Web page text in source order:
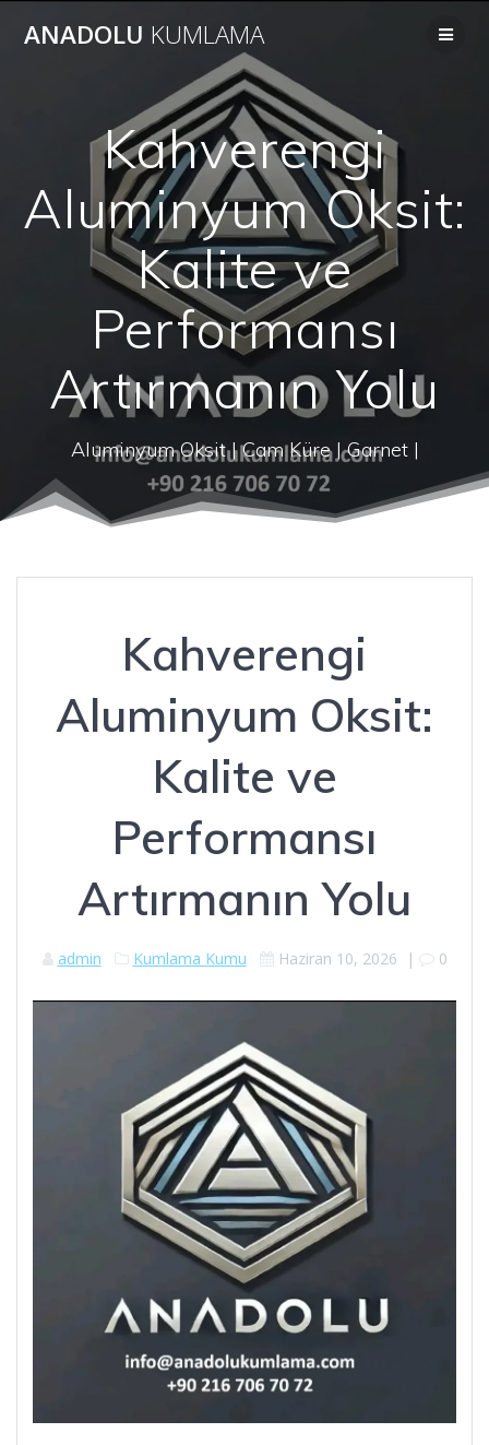
to
content
ANADOLU KUMLAMA
Kahverengi
Aluminyum Oksit:
Kalite ve
Performansı
Artırmanın Yolu
Aluminyum Oksit | Cam Küre | Garnet |
Kahverengi
Aluminyum Oksit:
Kalite ve
Performansı
Artırmanın Yolu
admin Kumlama Kumu Haziran 10, 2026 | 0